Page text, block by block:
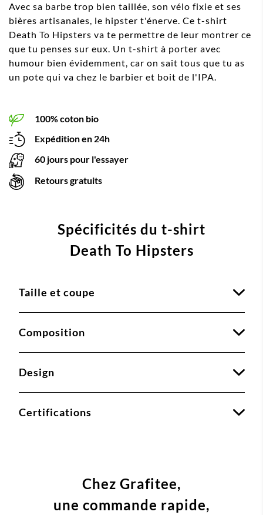
Avec sa barbe trop bien taillée, son vélo fixie et ses
bières artisanales, le hipster t'énerve. Ce t-shirt
Death To Hipsters va te permettre de leur montrer ce
que tu penses sur eux. Un t-shirt à porter avec
humour bien évidemment, car on sait tous que tu as
un pote qui va chez le barbier et boit de l'IPA.
100% coton bio
Expédition en 24h
60 jours pour l'essayer
Retours gratuits
Spécificités du t-shirt
Death To Hipsters
Taille et coupe
Composition
Design
Certifications
Chez Grafitee,
une commande rapide,